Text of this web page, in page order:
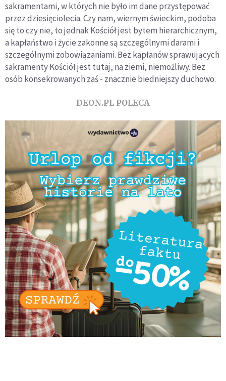
sakramentami, w których nie było im dane przystępować
przez dziesięciolecia. Czy nam, wiernym świeckim, podoba
się to czy nie, to jednak Kościół jest bytem hierarchicznym,
a kapłaństwo i życie zakonne są szczególnymi darami i
szczególnymi zobowiązaniami. Bez kapłanów sprawujących
sakramenty Kościół jest tutaj, na ziemi, niemożliwy. Bez
osób konsekrowanych zaś - znacznie biedniejszy duchowo.
DEON.PL POLECA